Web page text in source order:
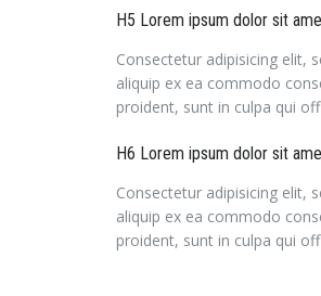
H5 Lorem ipsum dolor sit
Consectetur adipisicing elit,
aliquip ex ea commodo
proident, sunt in culpa qui
H6 Lorem ipsum dolor sit
Consectetur adipisicing elit,
aliquip ex ea commodo
proident, sunt in culpa qui